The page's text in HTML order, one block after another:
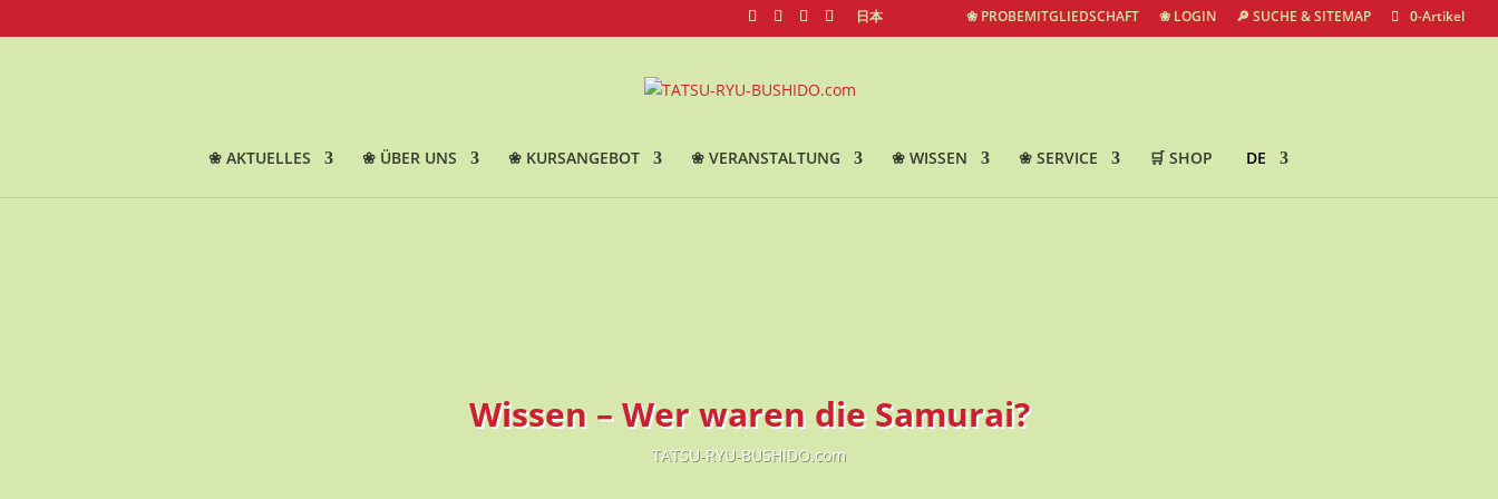
日本 ❀ PROBEMITGLIEDSCHAFT ❀ LOGIN 🔎 SUCHE & SITEMAP 0-Artikel
❀ AKTUELLES ❀ ÜBER UNS ❀ KURSANGEBOT ❀ VERANSTALTUNG ❀ WISSEN ❀ SERVICE 🛒 SHOP DE
Wissen – Wer waren die Samurai?
TATSU-RYU-BUSHIDO.com